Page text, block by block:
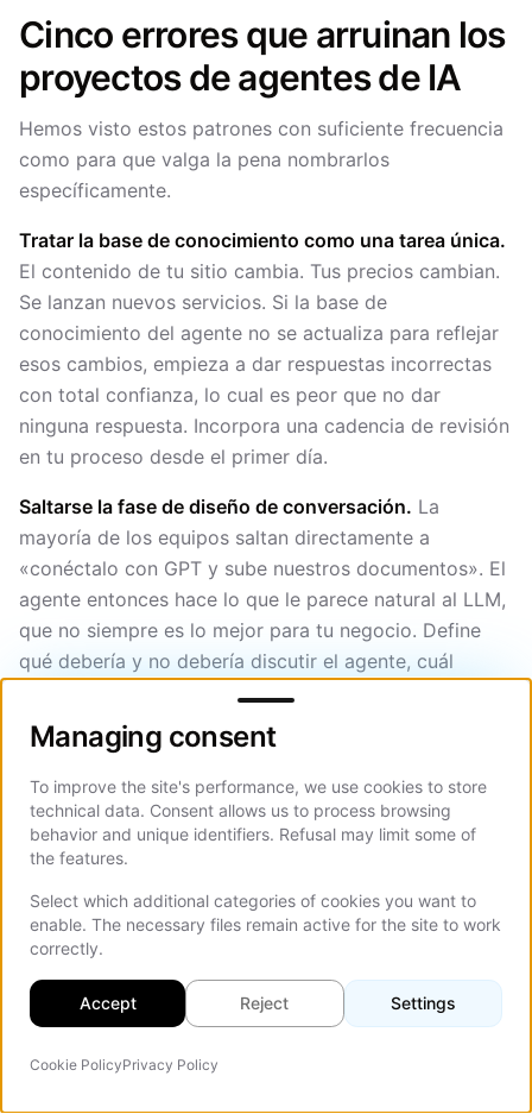
Cinco errores que arruinan los
proyectos de agentes de IA
Hemos visto estos patrones con suficiente frecuencia
como para que valga la pena nombrarlos
específicamente.
Tratar la base de conocimiento como una tarea única.
El contenido de tu sitio cambia. Tus precios cambian.
Se lanzan nuevos servicios. Si la base de
conocimiento del agente no se actualiza para reflejar
esos cambios, empieza a dar respuestas incorrectas
con total confianza, lo cual es peor que no dar
ninguna respuesta. Incorpora una cadencia de revisión
en tu proceso desde el primer día.
Saltarse la fase de diseño de conversación. La
mayoría de los equipos saltan directamente a
«conéctalo con GPT y sube nuestros documentos». El
agente entonces hace lo que le parece natural al LLM,
que no siempre es lo mejor para tu negocio. Define
qué debería y no debería discutir el agente, cuál
debería ser su tono y cuándo debería dejar de
interactuar.
en una entrada de blog no ayuda casi a nadie. Uno en
tu página de precios, de servicios o de solicitud de
demo puede cambiar materialmente la conversión.
Piensa en dónde los visitantes estántomando
decisionesy pon el agente ahí.
Elegir una herramienta antes de definir el caso de uso.
Suscribirse a Intercom Fin cuando en realidad
personalizado te costará 3 veces el dinero y el doble
Managing consent
Managing consent
To improve the site's performance, we use cookies to store
technical data. Consent allows us to process browsing
behavior and unique identifiers. Refusal may limit some of
the features.
Select which additional categories of cookies you want to
enable. The necessary files remain active for the site to work
correctly.
Accept Reject Settings
Cookie PolicyPrivacy Policy